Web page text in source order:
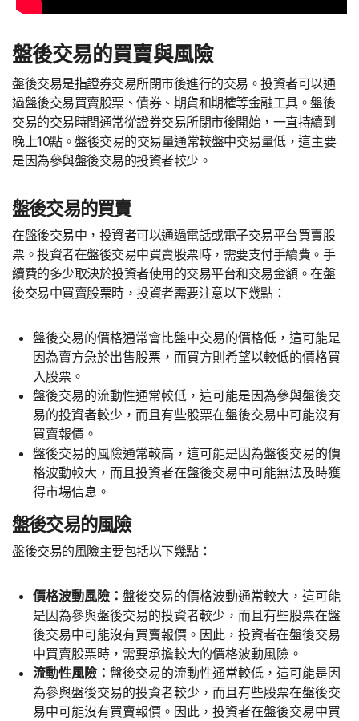
盤後交易的買賣與風險
盤後交易是指證券交易所閉市後進行的交易。投資者可以通
過盤後交易買賣股票、債券、期貨和期權等金融工具。盤後
交易的交易時間通常從證券交易所閉市後開始，一直持續到
晚上10點。盤後交易的交易量通常較盤中交易量低，這主要
是因為參與盤後交易的投資者較少。
盤後交易的買賣
在盤後交易中，投資者可以通過電話或電子交易平台買賣股
票。投資者在盤後交易中買賣股票時，需要支付手續費。手
續費的多少取決於投資者使用的交易平台和交易金額。在盤
後交易中買賣股票時，投資者需要注意以下幾點：
盤後交易的價格通常會比盤中交易的價格低，這可能是
因為賣方急於出售股票，而買方則希望以較低的價格買
入股票。
盤後交易的流動性通常較低，這可能是因為參與盤後交
易的投資者較少，而且有些股票在盤後交易中可能沒有
買賣報價。
盤後交易的風險通常較高，這可能是因為盤後交易的價
格波動較大，而且投資者在盤後交易中可能無法及時獲
得市場信息。
盤後交易的風險
盤後交易的風險主要包括以下幾點：
價格波動風險： 盤後交易的價格波動通常較大，這可能
是因為參與盤後交易的投資者較少，而且有些股票在盤
後交易中可能沒有買賣報價。因此，投資者在盤後交易
中買賣股票時，需要承擔較大的價格波動風險。
流動性風險： 盤後交易的流動性通常較低，這可能是因
為參與盤後交易的投資者較少，而且有些股票在盤後交
易中可能沒有買賣報價。因此，投資者在盤後交易中買